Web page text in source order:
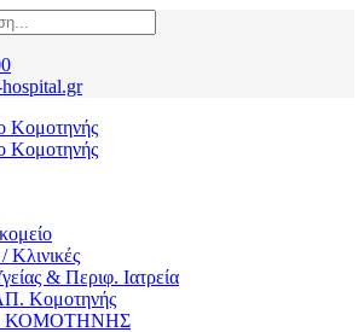
Κλινικές
& Περιφ. Ιατρεία
Κομοτηνής
ΚΟΜΟΤΗΝΗΣ